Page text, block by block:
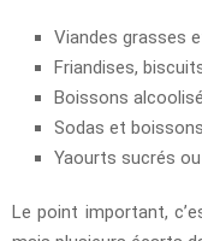
Viandes grasses
Friandises,
Boissons
Sodas et
Yaourts sucrés
Le point important,